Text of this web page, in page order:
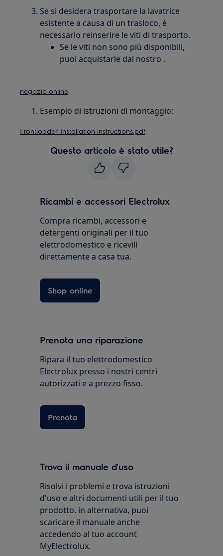
Se si desidera trasportare la lavatrice
esistente a causa di un trasloco, è
necessario reinserire le viti di trasporto.
Se le viti non sono più disponibili,
puoi acquistarle dal nostro .
negozio online
Esempio di istruzioni di montaggio:
Frontloader_Installation instructions.pdf
Questo articolo è stato utile?
Ricambi e accessori Electrolux
Compra ricambi, accessori e
detergenti originali per il tuo
elettrodomestico e ricevili
direttamente a casa tua.
Shop online
Prenota una riparazione
Ripara il tuo elettrodomestico
Electrolux presso i nostri centri
autorizzati e a prezzo fisso.
Prenota
Trova il manuale d'uso
Risolvi i problemi e trova istruzioni
d'uso e altri documenti utili per il tuo
prodotto. in alternativa, puoi
scaricare il manuale anche
accedendo al tuo account
MyElectrolux.